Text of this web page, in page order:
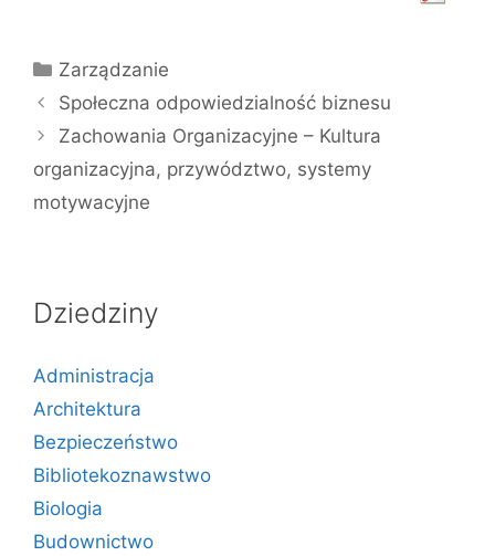
Kategorie
Zarządzanie
Społeczna odpowiedzialność biznesu
Zachowania Organizacyjne – Kultura
organizacyjna, przywództwo, systemy
motywacyjne
Dziedziny
Administracja
Architektura
Bezpieczeństwo
Bibliotekoznawstwo
Biologia
Budownictwo